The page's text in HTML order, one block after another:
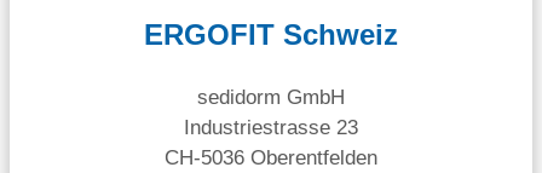
ERGOFIT Schweiz
sedidorm GmbH
Industriestrasse 23
CH-5036 Oberentfelden